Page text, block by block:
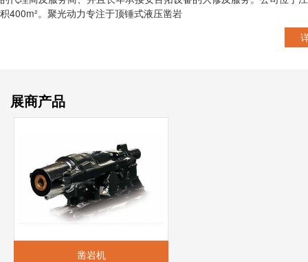
积400m²。聚光动力专注于顶锤式液压凿岩
展商产品
凿岩机